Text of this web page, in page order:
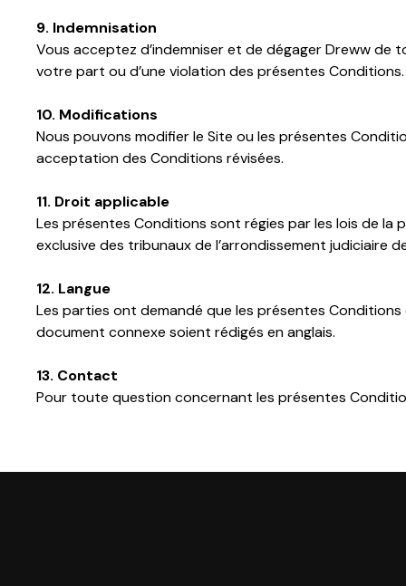
9. Indemnisation
Vous acceptez d’indemniser et de dégager Dreww de
votre part ou d’une violation des présentes Conditions.
10. Modifications
Nous pouvons modifier le Site ou les présentes
acceptation des Conditions révisées.
11. Droit applicable
Les présentes Conditions sont régies par les lois de la
exclusive des tribunaux de l’arrondissement judiciaire
12. Langue
Les parties ont demandé que les présentes
document connexe soient rédigés en anglais.
13. Contact
Pour toute question concernant les présentes